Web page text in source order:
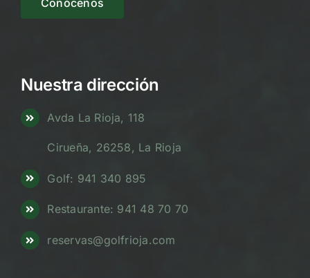
Conócenos
Nuestra dirección
Avda La Rioja, 118
Cirueña, 26258, La Rioja
Golf: 941 340 895
Restaurante: 941 48 70 70
reservas@golfrioja.com